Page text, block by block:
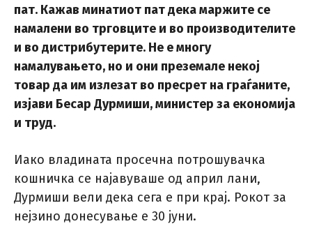
пат. Кажав минатиот пат дека маржите се
намалени во трговците и во производителите
и во дистрибутерите. Не е многу
намалувањето, но и они преземале некој
товар да им излезат во пресрет на граѓаните,
изјави Бесар Дурмиши, министер за економија
и труд.
Иако владината просечна потрошувачка
кошничка се најавуваше од април лани,
Дурмиши вели дека сега е при крај. Рокот за
нејзино донесување е 30 јуни.